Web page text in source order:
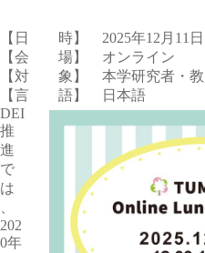
【日 時】 2025年12月11日
【会 場】 オンライン
【対 象】 本学研究者・教
【言 語】 日本語
DEI
推
進
で
は
202
0年